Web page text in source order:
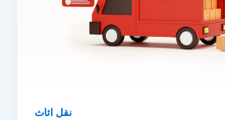
نقل اثاث